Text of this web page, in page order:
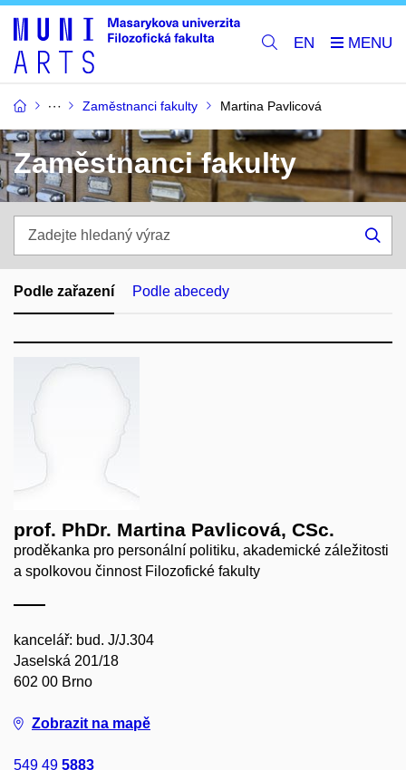
EN
Zaměstnanci fakulty Martina Pavlicová
Zaměstnanci fakulty
hledaný
výraz
Podle zařazení Podle abecedy
prof. PhDr. Martina Pavlicová, CSc.
proděkanka pro personální politiku, akademické záležitosti
a spolkovou činnost Filozofické fakulty
kancelář: bud. J/J.304
Jaselská 201/18
602 00 Brno
Zobrazit na mapě
549 49 5883